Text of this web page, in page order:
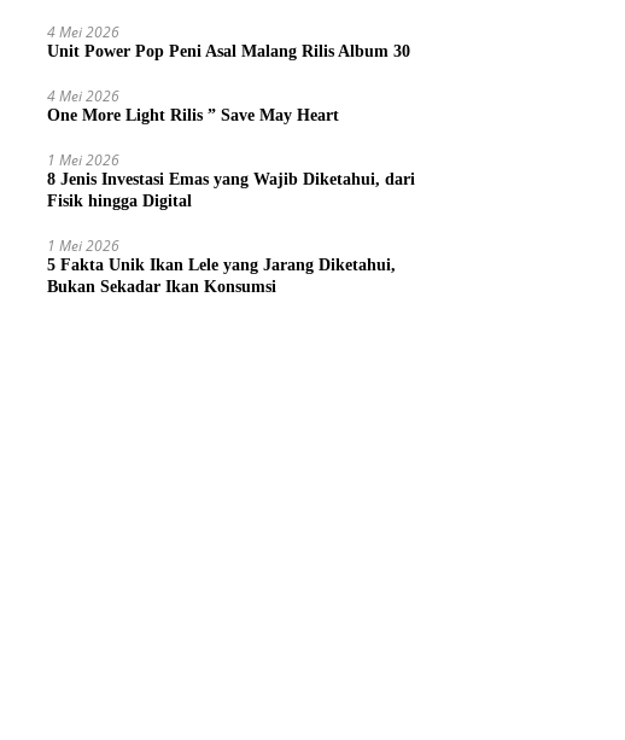
4 Mei 2026
Unit Power Pop Peni Asal Malang Rilis Album 30
4 Mei 2026
One More Light Rilis ” Save May Heart
1 Mei 2026
8 Jenis Investasi Emas yang Wajib Diketahui, dari
Fisik hingga Digital
1 Mei 2026
5 Fakta Unik Ikan Lele yang Jarang Diketahui,
Bukan Sekadar Ikan Konsumsi